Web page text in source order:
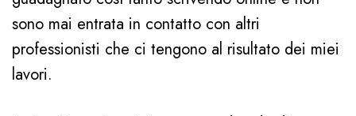
sono mai entrata in contatto con altri
professionisti che ci tengono al risultato dei miei
lavori.